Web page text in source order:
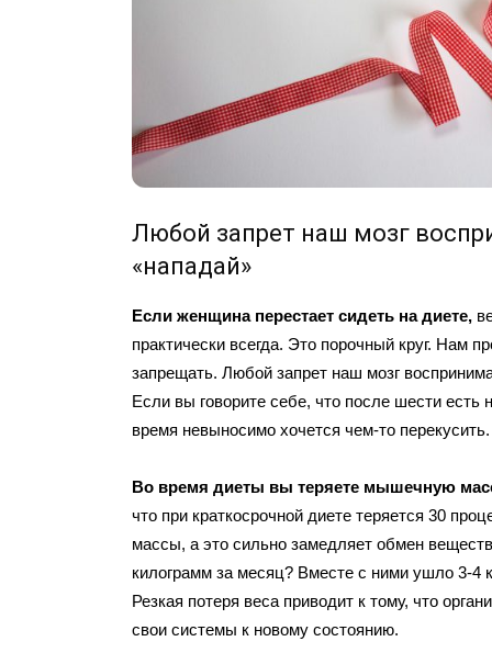
Любой запрет наш мозг
«нападай»
Если женщина перестает сидеть на диете,
практически всегда. Это порочный круг. Нам
запрещать. Любой запрет наш мозг
Если вы говорите себе, что после шести есть
время невыносимо хочется чем-то перекусить.
Во время диеты вы теряете мышечную
что при краткосрочной диете теряется 30
массы, а это сильно замедляет обмен
килограмм за месяц? Вместе с ними ушло 3-4
Резкая потеря веса приводит к тому, что
свои системы к новому состоянию.